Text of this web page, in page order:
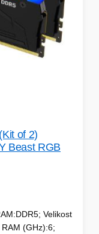
of 2)
Beast RGB
Velikost
(GHz):6;